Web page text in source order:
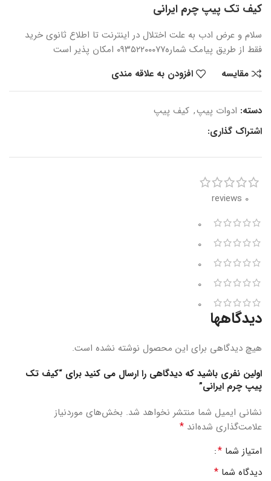
کیف تک پیپ چرم ایرانی
سلام و عرض ادب به علت اختلال در اینترنت تا اطلاع ثانوی خرید
فقط از طریق پیامک شماره۰۹۳۵۲۲۰۰۰۷۷ امکان پذیر است
مقایسه
افزودن به علاقه مندی
دسته: ادوات پیپ, کیف پیپ
اشتراک گذاری:
0 reviews
0
0
0
0
0
دیدگاهها
هیچ دیدگاهی برای این محصول نوشته نشده است.
اولین نفری باشید که دیدگاهی را ارسال می کنید برای “کیف تک
پیپ چرم ایرانی”
نشانی ایمیل شما منتشر نخواهد شد. بخش‌های موردنیاز
علامت‌گذاری شده‌اند *
امتیاز شما *
دیدگاه شما *